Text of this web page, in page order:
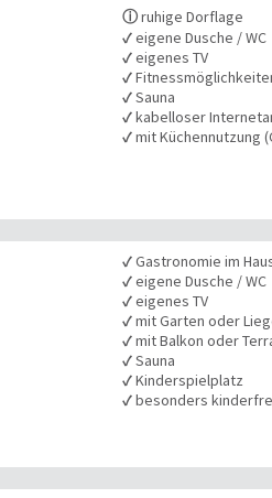
ⓘruhige Dorflage
✓eigene Dusche / WC
✓eigenes TV
✓
✓Sauna
✓kabelloser
✓mit Küchennutzung
✓Gastronomie im
✓eigene Dusche / WC
✓eigenes TV
✓mit Garten oder
✓mit Balkon oder
✓Sauna
✓Kinderspielplatz
✓besonders